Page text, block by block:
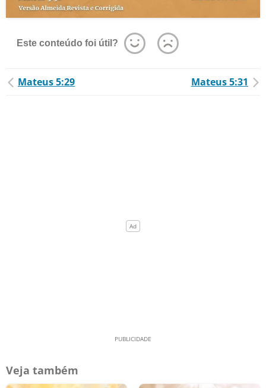
Este conteúdo foi útil?
Mateus 5:29 Mateus 5:31
Veja também